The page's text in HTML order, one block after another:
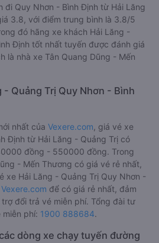
đi Quy Nhơn - Bình Định từ Hải Lăng
3.8, với điểm trung bình là 3.8/5
đó hãng xe khách Hải Lăng -
Định tốt nhất tuyến được đánh giá
là nhà xe Tân Quang Dũng - Mến
- Quảng Trị Quy Nhơn - Bình
nhất của Vexere.com , giá vé xe
Định từ Hải Lăng - Quảng Trị có
đồng - 550000 đồng. Trong
- Mến Thương có giá vé rẻ nhất,
Hải Lăng - Quảng Trị Quy Nhơn -
Vexere.com để có giá rẻ nhất, đảm
đổi trả vé miễn phí. Tổng đài tư
phí: 1900 888684.
dòng xe chạy tuyến đường